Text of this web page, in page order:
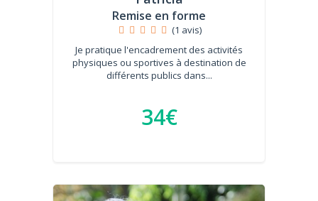
Remise en forme
(1 avis)
Je pratique l'encadrement des activités
physiques ou sportives à destination de
différents publics dans...
34€